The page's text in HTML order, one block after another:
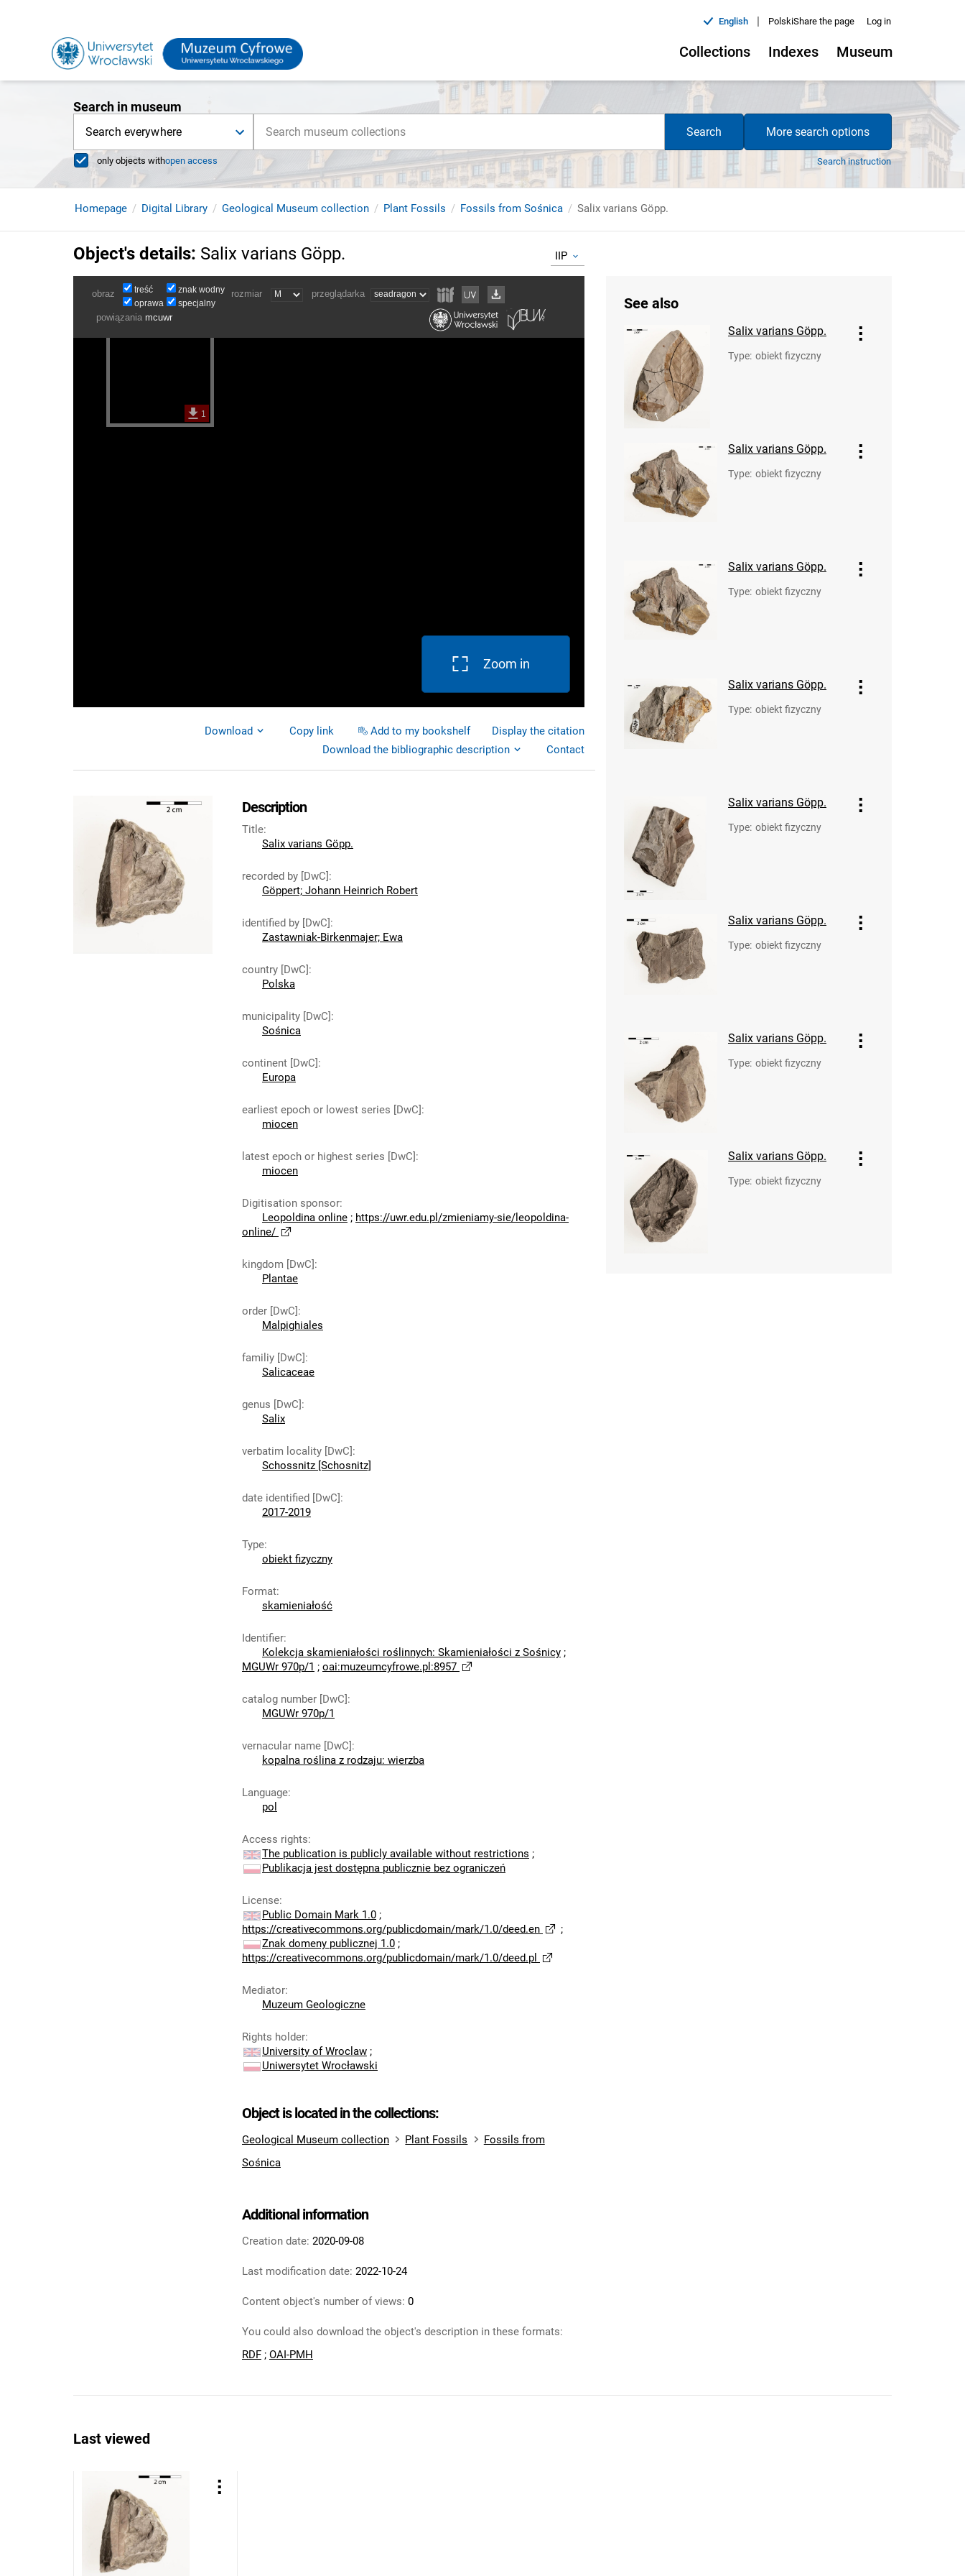
English | PolskiShare the page Log in
Collections Indexes Museum
Search in museum
Search everywhere Search More search options
only objects withopen access Search instruction
Homepage Digital Library Geological Museum collection Plant Fossils Fossils from Sośnica Salix varians Göpp.
Object's details: Salix varians Göpp. IIP
Zoom in
Download Copy link Add to my bookshelf
Display the citation
Download the bibliographic description
Contact
Description
Title:
Salix varians Göpp.
recorded by [DwC]:
Göppert; Johann Heinrich Robert
identified by [DwC]:
Zastawniak-Birkenmajer; Ewa
country [DwC]:
Polska
municipality [DwC]:
Sośnica
continent [DwC]:
Europa
earliest epoch or lowest series [DwC]:
miocen
latest epoch or highest series [DwC]:
miocen
Digitisation sponsor:
Leopoldina online ; https://uwr.edu.pl/zmieniamy-sie/leopoldina-
online/
kingdom [DwC]:
Plantae
order [DwC]:
Malpighiales
familiy [DwC]:
Salicaceae
genus [DwC]:
Salix
verbatim locality [DwC]:
Schossnitz [Schosnitz]
date identified [DwC]:
2017-2019
Type:
obiekt fizyczny
Format:
skamieniałość
Identifier:
Kolekcja skamieniałości roślinnych: Skamieniałości z Sośnicy ;
MGUWr 970p/1 ; oai:muzeumcyfrowe.pl:8957
catalog number [DwC]:
MGUWr 970p/1
vernacular name [DwC]:
kopalna roślina z rodzaju: wierzba
Language:
pol
Access rights:
The publication is publicly available without restrictions ;
Publikacja jest dostępna publicznie bez ograniczeń
License:
Public Domain Mark 1.0 ;
https://creativecommons.org/publicdomain/mark/1.0/deed.en
;
Znak domeny publicznej 1.0 ;
https://creativecommons.org/publicdomain/mark/1.0/deed.pl
Mediator:
Muzeum Geologiczne
Rights holder:
University of Wroclaw ;
Uniwersytet Wrocławski
Object is located in the collections:
Geological Museum collection Plant Fossils
Fossils from
Sośnica
Additional information
Creation date: 2020-09-08
Last modification date: 2022-10-24
Content object's number of views: 0
You could also download the object's description in these formats:
RDF ; OAI-PMH
See also
Salix varians Göpp.
Type: obiekt fizyczny
Salix varians Göpp.
Type: obiekt fizyczny
Salix varians Göpp.
Type: obiekt fizyczny
Salix varians Göpp.
Type: obiekt fizyczny
Salix varians Göpp.
Type: obiekt fizyczny
Salix varians Göpp.
Type: obiekt fizyczny
Salix varians Göpp.
Type: obiekt fizyczny
Salix varians Göpp.
Type: obiekt fizyczny
Last viewed